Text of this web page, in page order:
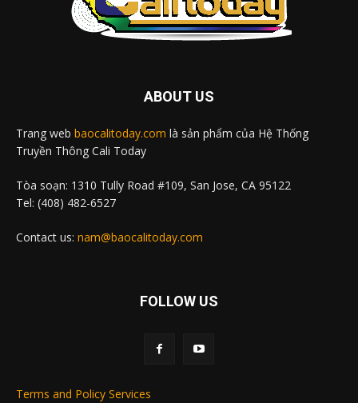
ABOUT US
Trang web baocalitoday.com là sản phẩm của Hệ Thống
Truyền Thông Cali Today
Tòa soạn: 1310 Tully Road #109, San Jose, CA 95122
Tel: (408) 482-6527
Contact us: nam@baocalitoday.com
FOLLOW US
Terms and Policy Services